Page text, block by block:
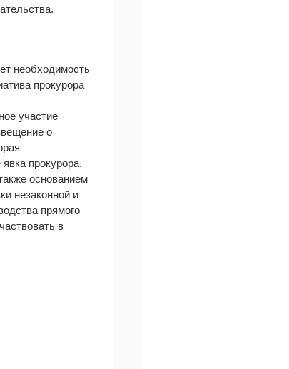
необходимость
прокурора
участие
о
прокурора,
основанием
незаконной и
прямого
в